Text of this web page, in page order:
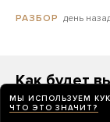
РАЗБОР день
Как будет
на выборах
МЫ ИСПОЛЬЗУЕМ
ЧТО ЭТО ЗНАЧИТ?